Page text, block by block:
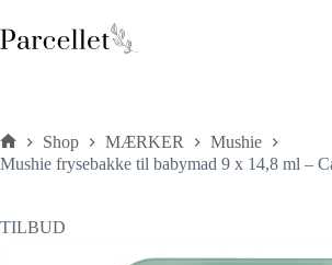
til
indhold
Forside
Shop MÆRKER
Mushie
Mushie frysebakke til babymad 9 x 14,8 ml –
TILBUD